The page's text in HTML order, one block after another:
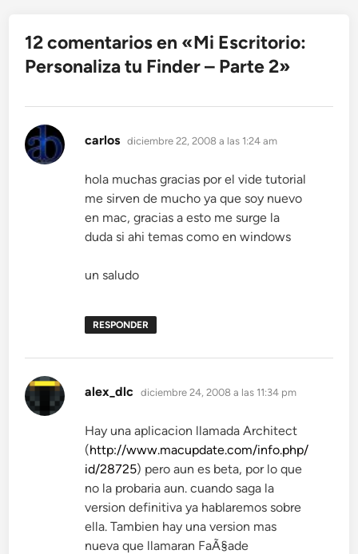
12 comentarios en «Mi Escritorio:
Personaliza tu Finder – Parte 2»
carlos dice:
diciembre 22, 2008 a las 1:24 am
hola muchas gracias por el vide tutorial
me sirven de mucho ya que soy nuevo
en mac, gracias a esto me surge la
duda si ahi temas como en windows
un saludo
RESPONDER
alex_dlc dice:
diciembre 24, 2008 a las 11:34 pm
Hay una aplicacion llamada Architect
(http://www.macupdate.com/info.php/
id/28725) pero aun es beta, por lo que
no la probaria aun. cuando saga la
version definitiva ya hablaremos sobre
ella. Tambien hay una version mas
nueva que llamaran FaÃ§ade